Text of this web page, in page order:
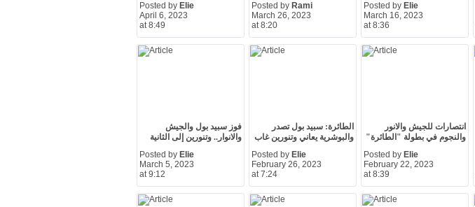
Posted by Elie
April 6, 2023
at 8:49
Posted by Rami
March 26, 2023
at 8:20
Posted by Elie
March 16, 2023
at 8:36
فوز سبيد بول والجيش
والانوار.. وتنورين إلى الثانية
Posted by Elie
March 5, 2023
at 9:12
الطائرة: سبيد بول تصدر
والبوشرية يعاني وتنورين غاب
Posted by Elie
February 26, 2023
at 7:24
انتصارات للجيش والانور
والنجوم في بطولة "الطائرة"
Posted by Elie
February 22, 2023
at 8:39